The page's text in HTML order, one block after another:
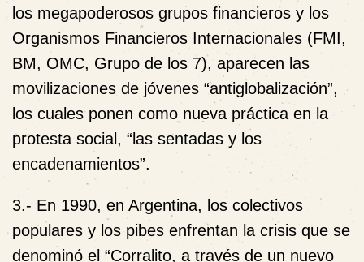
los megapoderosos grupos financieros y los
Organismos Financieros Internacionales (FMI,
BM, OMC, Grupo de los 7), aparecen las
movilizaciones de jóvenes “antiglobalización”,
los cuales ponen como nueva práctica en la
protesta social, “las sentadas y los
encadenamientos”.
3.- En 1990, en Argentina, los colectivos
populares y los pibes enfrentan la crisis que se
denominó el “Corralito, a través de un nuevo